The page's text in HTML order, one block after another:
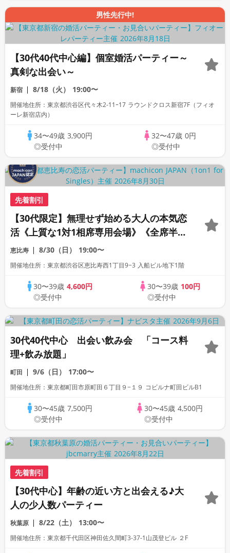
男性先行中!
【30代40代中心編】個室婚活パーティー～
真剣な出会い～
新宿 8/18（火） 19:00〜
開催地住所：東京都渋谷区代々木2-11ｰ17 ラウンドクロス新宿7F（フィオ
ーレ新宿店内）
34〜49歳 3,900円
◎受付中
32〜47歳 0円
◎受付中
先着割引
【30代限定】無理せず始める大人の本気恋
活《上質な1対1相席専用会場》《全席半個
室》《飲み放題付き》《machicon
JAPAN主催》
恵比寿 8/30（日） 19:00〜
開催地住所：東京都渋谷区恵比寿西1丁目9−3 入船ビル地下1階
30〜39歳4,600円
◎受付中
30〜39歳 100円
◎受付中
30代40代中心 出会い飲み会 「コース料
理+飲み放題」
町田 9/6（日） 17:00〜
開催地住所：東京都町田市原町田６丁目９−１９ コビルナ町田ビルB1
30〜45歳 7,500円
◎受付中
30〜45歳 4,500円
◎受付中
先着割引
【30代中心】年齢の近い方と出会える♪大
人の少人数パーティー
秋葉原 8/22（土） 13:00〜
開催地住所：東京都千代田区神田佐久間町3-37-1山茂登ビル ２F